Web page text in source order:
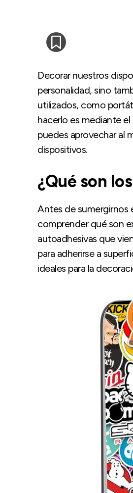
Decorar nuestros
personalidad, sino
utilizados, como
hacerlo es mediante
puedes aprovechar al
dispositivos.
¿Qué son
Antes de sumergirnos
comprender qué son
autoadhesivas que
para adherirse a
ideales para la